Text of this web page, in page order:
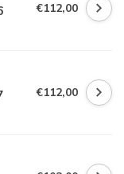
€112,00
€112,00